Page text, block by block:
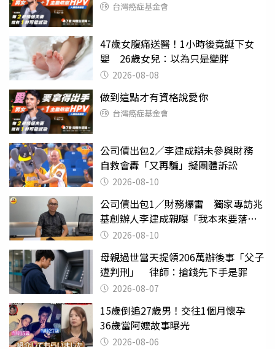
台灣癌症基金會
47歲女腹痛送醫！1小時後竟誕下女
嬰 26歲女兒：以為只是變胖
2026-08-08
做到這點才有資格說愛你
台灣癌症基金會
公司債出包2／李建成辯未參與財務
自救會轟「又再騙」擬團體訴訟
2026-08-10
公司債出包1／財務爆雷 獨家專訪兆
基創辦人李建成親曝「我本來要落
跑」2026-08-10
母親過世當天提領206萬辦後事「父子
遭判刑」 律師：搶錢先下手是罪
2026-08-07
15歲倒追27歲男！交往1個月懷孕
36歲當阿嬤故事曝光
2026-08-06